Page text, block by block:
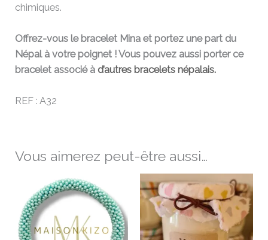
chimiques.
Offrez-vous le bracelet Mina et portez une part du
Népal à votre poignet ! Vous pouvez aussi porter ce
bracelet associé à d’autres bracelets népalais.
REF : A32
Vous aimerez peut-être aussi…